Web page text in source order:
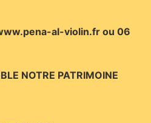
al-violin.fr ou 06
NOTRE PATRIMOINE